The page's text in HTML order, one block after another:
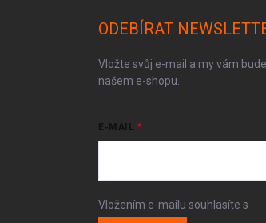
ODEBÍRAT
Vložte svůj e-mail a my vám
našem e-shopu.
E-MAIL
Vložením e-mailu souhlasíte s